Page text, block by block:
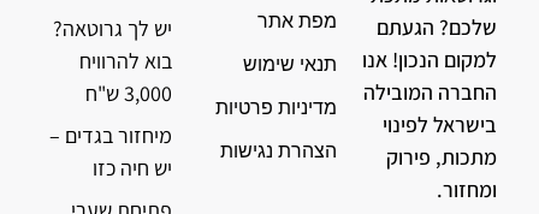
שלכם? הגעתם
למקום הנכון! אנו
החברה המובילה
בישראל לפינוי
מתכות, פירוק
ומחזור.
מפת אתר
תנאי שימוש
מדיניות פרטיות
הצהרת נגישות
יש לך גרוטאה?
בוא להרוויח
3,000 ש"ח
מיחזור בגדים –
יש חיה כזו